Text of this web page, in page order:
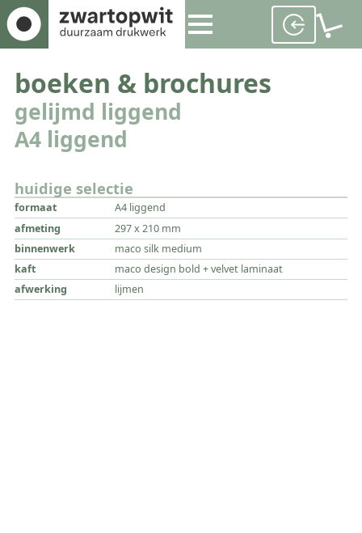
boeken & brochures
gelijmd liggend
A4 liggend
huidige selectie
formaat
A4 liggend
afmeting
297 x 210 mm
binnenwerk
maco silk medium
kaft
maco design bold + velvet laminaat
afwerking
lijmen